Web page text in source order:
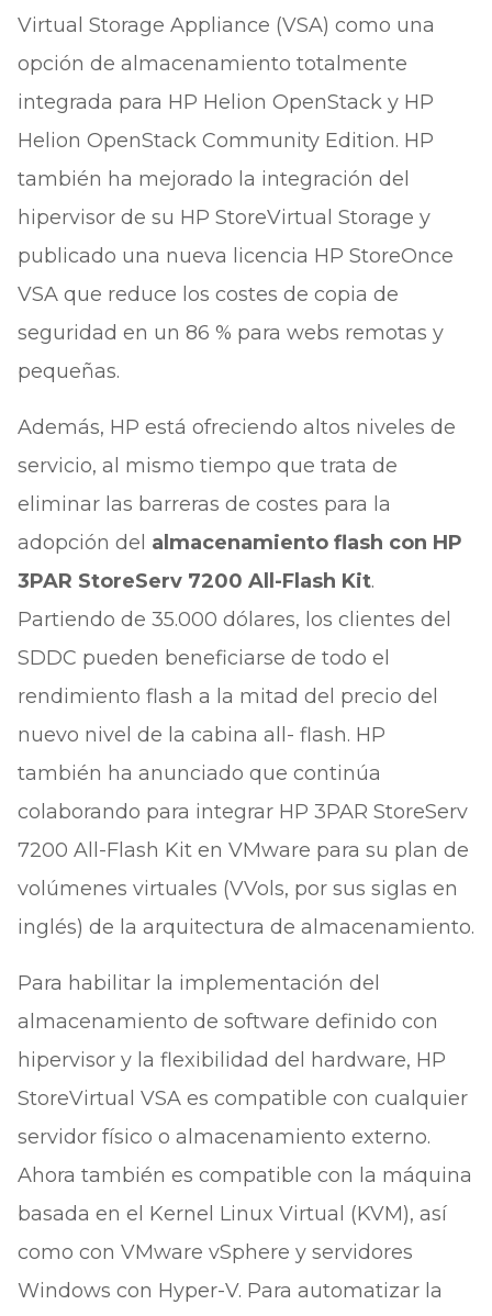
Virtual Storage Appliance (VSA) como una
opción de almacenamiento totalmente
integrada para HP Helion OpenStack y HP
Helion OpenStack Community Edition. HP
también ha mejorado la integración del
hipervisor de su HP StoreVirtual Storage y
publicado una nueva licencia HP StoreOnce
VSA que reduce los costes de copia de
seguridad en un 86 % para webs remotas y
pequeñas.
Además, HP está ofreciendo altos niveles de
servicio, al mismo tiempo que trata de
eliminar las barreras de costes para la
adopción del almacenamiento flash con HP
3PAR StoreServ 7200 All-Flash Kit.
Partiendo de 35.000 dólares, los clientes del
SDDC pueden beneficiarse de todo el
rendimiento flash a la mitad del precio del
nuevo nivel de la cabina all- flash. HP
también ha anunciado que continúa
colaborando para integrar HP 3PAR StoreServ
7200 All-Flash Kit en VMware para su plan de
volúmenes virtuales (VVols, por sus siglas en
inglés) de la arquitectura de almacenamiento.
Para habilitar la implementación del
almacenamiento de software definido con
hipervisor y la flexibilidad del hardware, HP
StoreVirtual VSA es compatible con cualquier
servidor físico o almacenamiento externo.
Ahora también es compatible con la máquina
basada en el Kernel Linux Virtual (KVM), así
como con VMware vSphere y servidores
Windows con Hyper-V. Para automatizar la